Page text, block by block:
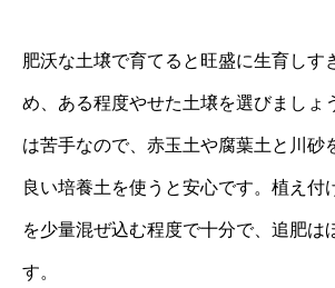
肥沃な土壌で育てると旺盛に生育しす
め、ある程度やせた土壌を選びましょ
は苦手なので、赤玉土や腐葉土と川砂
良い培養土を使うと安心です。植え付
を少量混ぜ込む程度で十分で、追肥は
す。